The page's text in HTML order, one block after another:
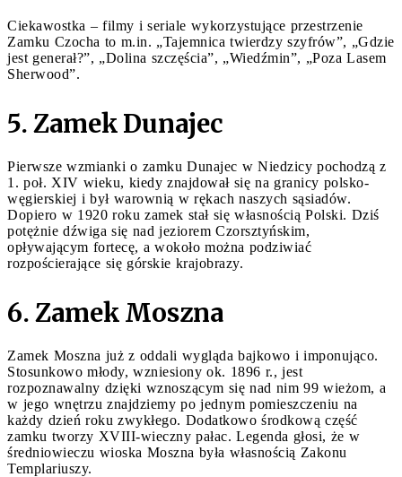
Ciekawostka – filmy i seriale wykorzystujące przestrzenie
Zamku Czocha to m.in. „Tajemnica twierdzy szyfrów”, „Gdzie
jest generał?”, „Dolina szczęścia”, „Wiedźmin”, „Poza Lasem
Sherwood”.
5. Zamek Dunajec
Pierwsze wzmianki o zamku Dunajec w Niedzicy pochodzą z
1. poł. XIV wieku, kiedy znajdował się na granicy polsko-
węgierskiej i był warownią w rękach naszych sąsiadów.
Dopiero w 1920 roku zamek stał się własnością Polski. Dziś
potężnie dźwiga się nad jeziorem Czorsztyńskim,
opływającym fortecę, a wokoło można podziwiać
rozpościerające się górskie krajobrazy.
6. Zamek Moszna
Zamek Moszna już z oddali wygląda bajkowo i imponująco.
Stosunkowo młody, wzniesiony ok. 1896 r., jest
rozpoznawalny dzięki wznoszącym się nad nim 99 wieżom, a
w jego wnętrzu znajdziemy po jednym pomieszczeniu na
każdy dzień roku zwykłego. Dodatkowo środkową część
zamku tworzy XVIII-wieczny pałac. Legenda głosi, że w
średniowieczu wioska Moszna była własnością Zakonu
Templariuszy.